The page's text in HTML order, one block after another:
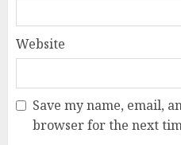
Website
Save my name, email,
browser for the next